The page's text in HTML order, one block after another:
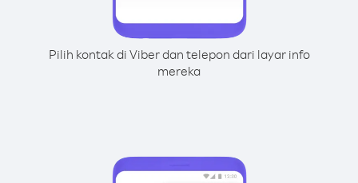
Pilih kontak di Viber dan telepon dari layar info
mereka